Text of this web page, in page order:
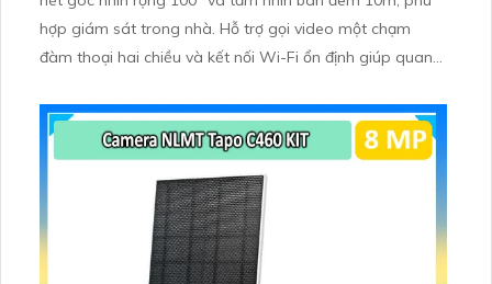
hợp giám sát trong nhà. Hỗ trợ gọi video một chạm
đàm thoại hai chiều và kết nối Wi-Fi ổn định giúp quan
256GB hoặc lưu đám mây dễ lắp đặt cho gia đình và văn
phòng nhỏ.